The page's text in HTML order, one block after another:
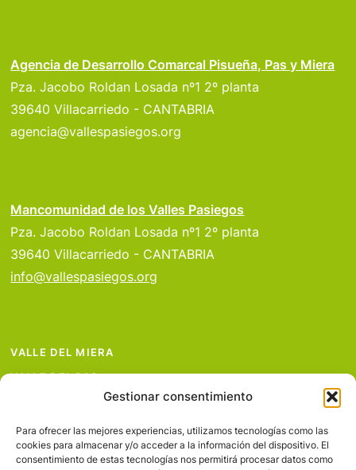
Gestionar consentimiento
Para ofrecer las mejores experiencias, utilizamos tecnologías como las
cookies para almacenar y/o acceder a la información del dispositivo. El
consentimiento de estas tecnologías nos permitirá procesar datos como
Agencia de Desarrollo Comarcal Pisueña, Pas y Miera
Pza. Jacobo Roldan Losada nº1 2º planta
39640 Villacarriedo - CANTABRIA
agencia@vallespasiegos.org
Mancomunidad de los Valles Pasiegos
Pza. Jacobo Roldan Losada nº1 2º planta
39640 Villacarriedo - CANTABRIA
info@vallespasiegos.org
VALLE DEL MIERA
VALLE DEL PAS
VALLE DEL PISUEÑA
PROYECTOS
SERVICIOS